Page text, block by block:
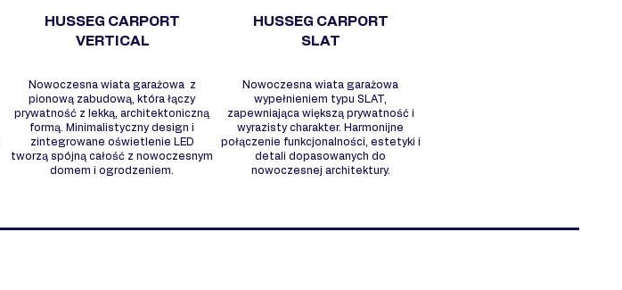
HUSSEG CARPORT
VERTICAL
Nowoczesna wiata garażowa z
pionową zabudową, która łączy
prywatność z lekką, architektoniczną
formą. Minimalistyczny design i
zintegrowane oświetlenie LED
tworzą spójną całość z nowoczesnym
domem i ogrodzeniem.
HUSSEG CARPORT
SLAT
Nowoczesna wiata garażowa
wypełnieniem typu SLAT,
zapewniająca większą prywatność i
wyrazisty charakter. Harmonijne
połączenie funkcjonalności, estetyki i
detali dopasowanych do
nowoczesnej architektury.